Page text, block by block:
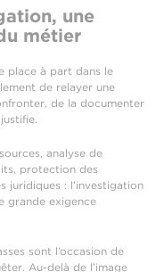
une
métier
place à part dans le
de relayer une
de la documenter
analyse de
protection des
juridiques : l’investigation
grande exigence
sont l’occasion de
Au-delà de l’image